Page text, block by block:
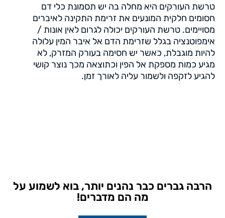
טרשת העורקים היא מחלה בה יש תסמונת כלי דם
חסומים חלקית המונעים את זרימת התקינה לאיברים
מסויימים. טרשת העורקים יכולה לגרום לאין אונות /
אימפוטנציה בגלל שזרימת הדם אל איבר המין עלולה
להיות מוגבלת, כאשר יש חסימה בעורק המזרק, לא
מגיע כמות מספקת אל הפין וכתוצאה מכך נוצר קושי
להגיע לזקפה ולשמור עליה לאורך זמן.
הרבה גברים כבר נהנים יותר, בוא לשמוע על
מה הם מדברים!